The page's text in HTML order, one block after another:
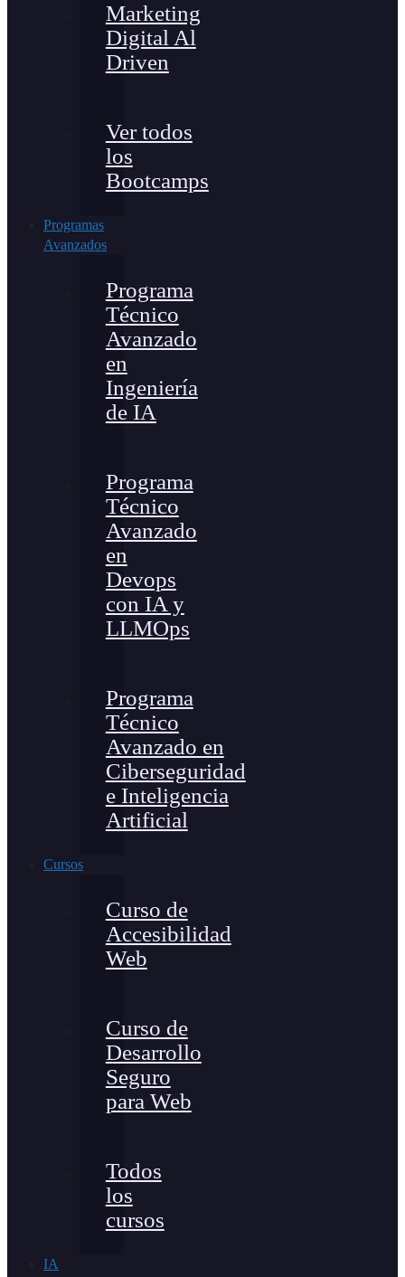
Marketing
Digital Al
Driven
Ver todos
los
Bootcamps
Programas
Avanzados
Programa
Técnico
Avanzado
en
Ingeniería
de IA
Programa
Técnico
Avanzado
en
Devops
con IA y
LLMOps
Programa
Técnico
Avanzado en
Ciberseguridad
e Inteligencia
Artificial
Cursos
Curso de
Accesibilidad
Web
Curso de
Desarrollo
Seguro
para Web
Todos
los
cursos
IA